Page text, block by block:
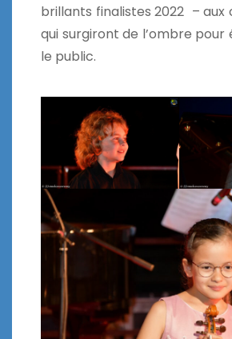
brillants finalistes 2022 – aux
qui surgiront de l’ombre
le public.